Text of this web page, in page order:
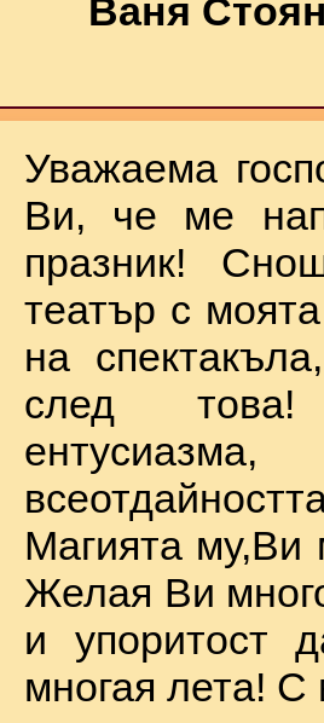
Ваня
Уважаема
Ви, че ме
празник!
театър с
на
след това!
Магията му,Ви
Желая Ви
и упоритост
многая лета!